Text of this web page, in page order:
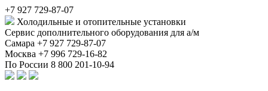
+7 927 729-87-07
Холодильные и отопительные установки
Сервис дополнительного оборудования для а/м
Самара +7 927 729-87-07
Москва +7 996 729-16-82
По России 8 800 201-10-94